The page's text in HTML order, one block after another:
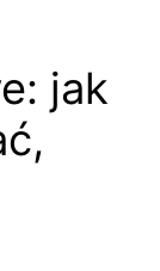
jak